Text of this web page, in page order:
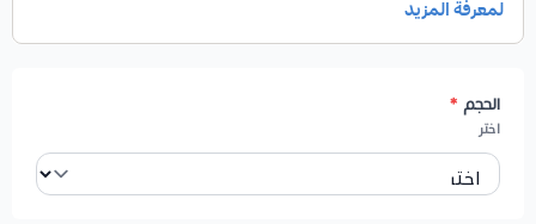
الحجم *
اختر